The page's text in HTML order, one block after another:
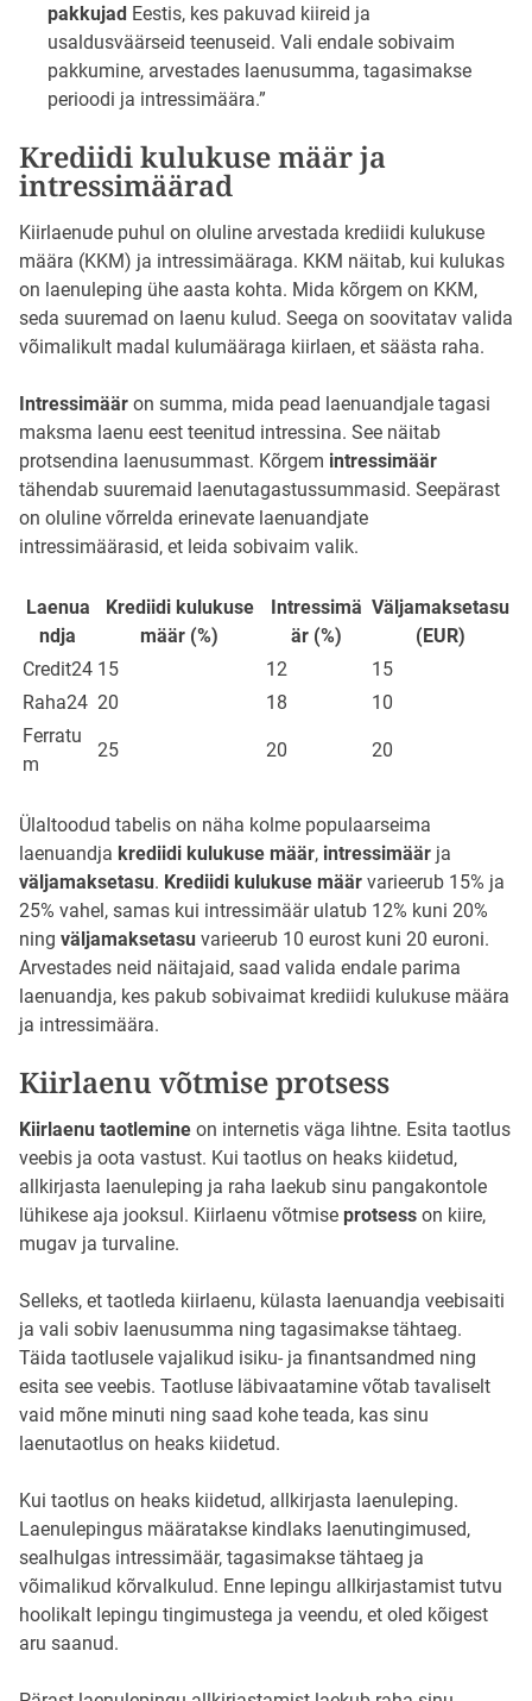
pakkujad Eestis, kes pakuvad kiireid ja
usaldusväärseid teenuseid. Vali endale sobivaim
pakkumine, arvestades laenusumma, tagasimakse
perioodi ja intressimäära.”
Krediidi kulukuse määr ja
intressimäärad
Kiirlaenude puhul on oluline arvestada krediidi kulukuse
määra (KKM) ja intressimääraga. KKM näitab, kui kulukas
on laenuleping ühe aasta kohta. Mida kõrgem on KKM,
seda suuremad on laenu kulud. Seega on soovitatav valida
võimalikult madal kulumääraga kiirlaen, et säästa raha.
Intressimäär on summa, mida pead laenuandjale tagasi
maksma laenu eest teenitud intressina. See näitab
protsendina laenusummast. Kõrgem intressimäär
tähendab suuremaid laenutagastussummasid. Seepärast
on oluline võrrelda erinevate laenuandjate
intressimäärasid, et leida sobivaim valik.
Laenua
ndja
Krediidi kulukuse
määr (%)
Intressimä
är (%)
Väljamaksetasu
(EUR)
Credit24 15 12
15
Raha24 20 18
10
Ferratu
m
25 20 20
Ülaltoodud tabelis on näha kolme populaarseima
laenuandja krediidi kulukuse määr, intressimäär ja
väljamaksetasu. Krediidi kulukuse määr varieerub 15% ja
25% vahel, samas kui intressimäär ulatub 12% kuni 20%
ning väljamaksetasu varieerub 10 eurost kuni 20 euroni.
Arvestades neid näitajaid, saad valida endale parima
laenuandja, kes pakub sobivaimat krediidi kulukuse määra
ja intressimäära.
Kiirlaenu võtmise protsess
Kiirlaenu taotlemine on internetis väga lihtne. Esita taotlus
veebis ja oota vastust. Kui taotlus on heaks kiidetud,
allkirjasta laenuleping ja raha laekub sinu pangakontole
lühikese aja jooksul. Kiirlaenu võtmise protsess on kiire,
mugav ja turvaline.
Selleks, et taotleda kiirlaenu, külasta laenuandja veebisaiti
ja vali sobiv laenusumma ning tagasimakse tähtaeg.
Täida taotlusele vajalikud isiku- ja finantsandmed ning
esita see veebis. Taotluse läbivaatamine võtab tavaliselt
vaid mõne minuti ning saad kohe teada, kas sinu
laenutaotlus on heaks kiidetud.
Kui taotlus on heaks kiidetud, allkirjasta laenuleping.
Laenulepingus määratakse kindlaks laenutingimused,
sealhulgas intressimäär, tagasimakse tähtaeg ja
võimalikud kõrvalkulud. Enne lepingu allkirjastamist tutvu
hoolikalt lepingu tingimustega ja veendu, et oled kõigest
aru saanud.